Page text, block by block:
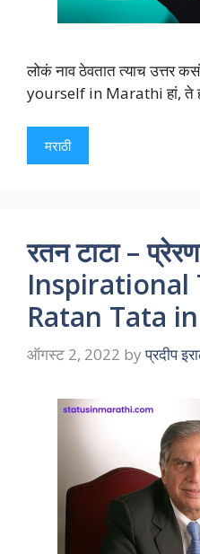
लोकं नाव ठेवतात त्याच उत्तर
yourself in Marathi हां, ते
मराठी
रतन टाटा –
Ratan Tata
ऑगस्ट 2, 2022 byप्रदीप